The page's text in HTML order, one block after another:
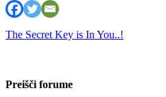
The Secret Key is In You..!
Preišči forume